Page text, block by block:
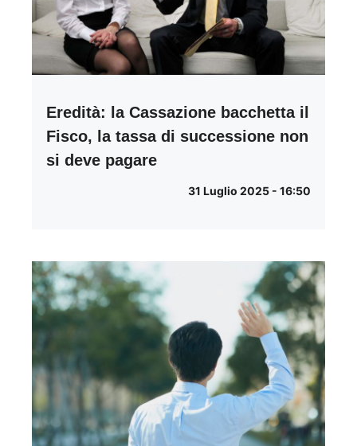
Eredità: la Cassazione bacchetta il
Fisco, la tassa di successione non
si deve pagare
31 Luglio 2025 - 16:50